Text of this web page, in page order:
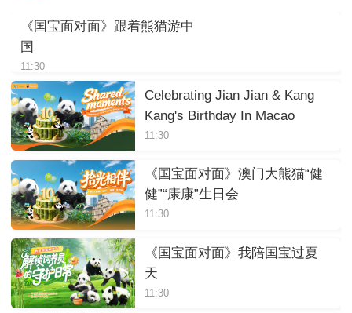
《国宝面对面》跟着熊猫游中
国
11:30
Celebrating Jian Jian & Kang
Kang's Birthday In Macao
11:30
《国宝面对面》澳门大熊猫“健
健”“康康”生日会
11:30
《国宝面对面》我陪国宝过夏
天
11:30